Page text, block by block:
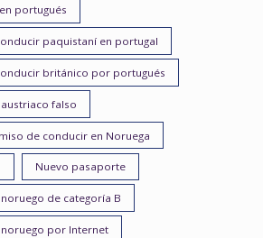
portugués
paquistaní en portugal
británico por portugués
falso
de conducir en Noruega
Nuevo pasaporte
de categoría B
por Internet